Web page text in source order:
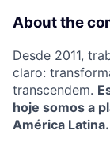
About the
Desde 2011,
claro:
transcendem.
hoje somos a
América Latina.